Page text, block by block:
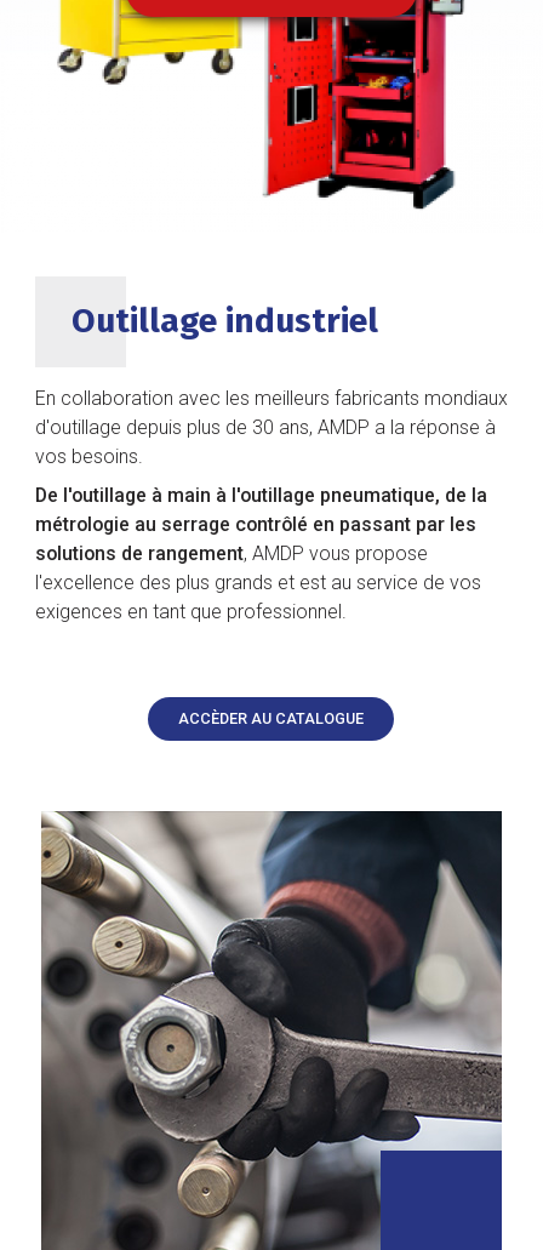
DÉCOUVRIR NOS SOLUTIONS
Outillage industriel
En collaboration avec les meilleurs fabricants mondiaux
d'outillage depuis plus de 30 ans, AMDP a la réponse à
vos besoins.
De l'outillage à main à l'outillage pneumatique, de la
métrologie au serrage contrôlé en passant par les
solutions de rangement, AMDP vous propose
l'excellence des plus grands et est au service de vos
exigences en tant que professionnel.
ACCÈDER AU CATALOGUE